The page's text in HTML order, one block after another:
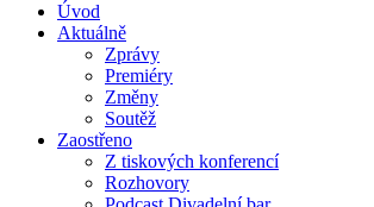
Úvod
Aktuálně
Zprávy
Premiéry
Změny
Soutěž
Zaostřeno
Z tiskových konferencí
Rozhovory